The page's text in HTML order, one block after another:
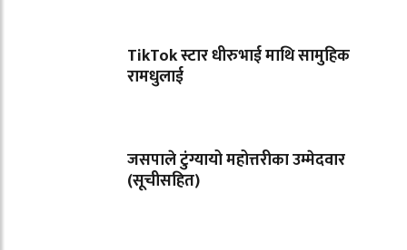
TikTok स्टार धीरुभाई माथि सामुहिक
रामधुलाई
जसपाले टुंग्यायो महोत्तरीका उम्मेदवार
(सूचीसहित)